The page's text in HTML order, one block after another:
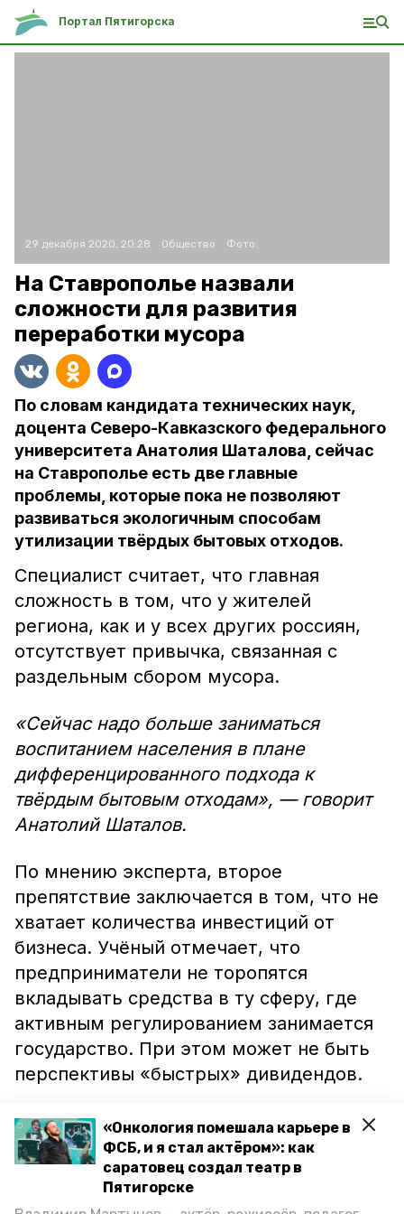
«Онкология помешала карьере в
ФСБ, и я стал актёром»: как
саратовец создал театр в
Пятигорске
Портал Пятигорска
29 декабря 2020, 20:28 Общество Фото:
На Ставрополье назвали
сложности для развития
переработки мусора
По словам кандидата технических наук,
доцента Северо-Кавказского федерального
университета Анатолия Шаталова, сейчас
на Ставрополье есть две главные
проблемы, которые пока не позволяют
развиваться экологичным способам
утилизации твёрдых бытовых отходов.
Специалист считает, что главная
сложность в том, что у жителей
региона, как и у всех других россиян,
отсутствует привычка, связанная с
раздельным сбором мусора.
«Сейчас надо больше заниматься
воспитанием населения в плане
дифференцированного подхода к
твёрдым бытовым отходам», — говорит
Анатолий Шаталов.
По мнению эксперта, второе
препятствие заключается в том, что не
хватает количества инвестиций от
бизнеса. Учёный отмечает, что
предприниматели не торопятся
вкладывать средства в ту сферу, где
активным регулированием занимается
государство. При этом может не быть
перспективы «быстрых» дивидендов.
Однако Анатолий Шаталов говорит, что
развивать сферу раздельного сбора
мусора и переработки всё равно
необходимо. Эксперт привёл в пример